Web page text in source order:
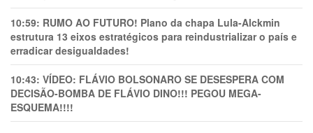
10:59: RUMO AO FUTURO! Plano da chapa Lula-Alckmin
estrutura 13 eixos estratégicos para reindustrializar o país e
erradicar desigualdades!
10:43: VÍDEO: FLÁVIO BOLSONARO SE DESESPERA COM
DECISÃO-BOMBA DE FLÁVIO DINO!!! PEGOU MEGA-
ESQUEMA!!!!